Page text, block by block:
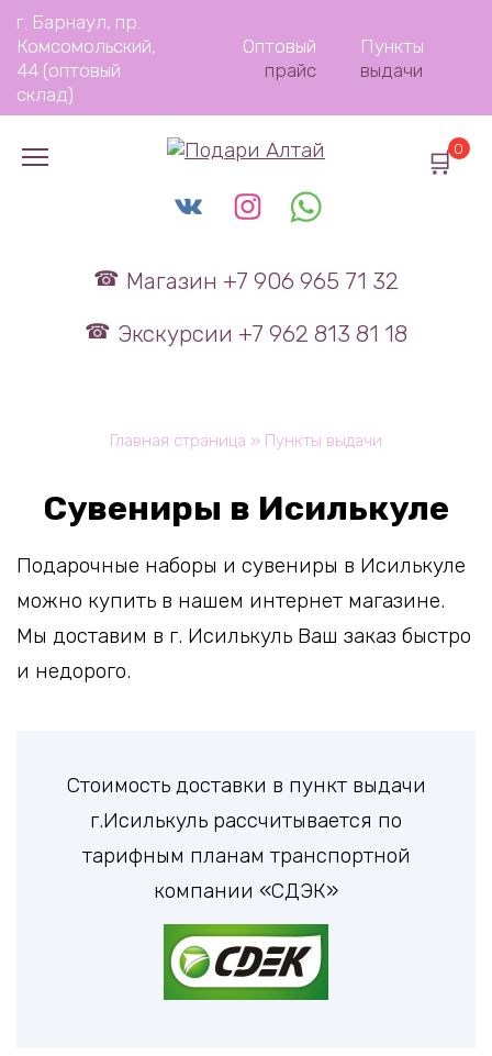
Перейти
содержанию
г. Барнаул, пр.
Комсомольский,
44 (оптовый
склад)
Оптовый
прайс
Пункты
выдачи
Магазин +7 906 965 71 32
Экскурсии +7 962 813 81 18
0
Главная страница » Пункты выдачи
Сувениры в Исилькуле
Подарочные наборы и сувениры в Исилькуле
можно купить в нашем интернет магазине.
Мы доставим в г. Исилькуль Ваш заказ быстро
и недорого.
Стоимость доставки в пункт выдачи
г.Исилькуль рассчитывается по
тарифным планам транспортной
компании «СДЭК»